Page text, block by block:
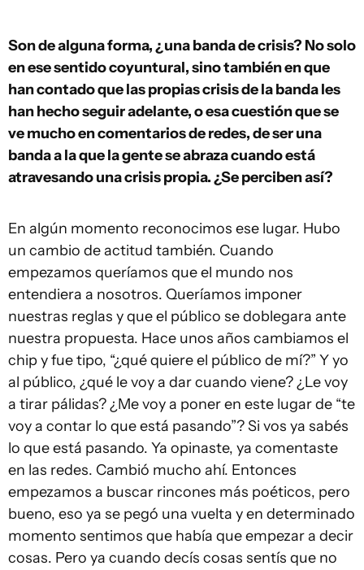
Son de alguna forma, ¿una banda de crisis? No solo
en ese sentido coyuntural, sino también en que
han contado que las propias crisis de la banda les
han hecho seguir adelante, o esa cuestión que se
ve mucho en comentarios de redes, de ser una
banda a la que la gente se abraza cuando está
atravesando una crisis propia. ¿Se perciben así?
En algún momento reconocimos ese lugar. Hubo
un cambio de actitud también. Cuando
empezamos queríamos que el mundo nos
entendiera a nosotros. Queríamos imponer
nuestras reglas y que el público se doblegara ante
nuestra propuesta. Hace unos años cambiamos el
chip y fue tipo, “¿qué quiere el público de mí?” Y yo
al público, ¿qué le voy a dar cuando viene? ¿Le voy
a tirar pálidas? ¿Me voy a poner en este lugar de “te
voy a contar lo que está pasando”? Si vos ya sabés
lo que está pasando. Ya opinaste, ya comentaste
en las redes. Cambió mucho ahí. Entonces
empezamos a buscar rincones más poéticos, pero
bueno, eso ya se pegó una vuelta y en determinado
momento sentimos que había que empezar a decir
cosas. Pero ya cuando decís cosas sentís que no